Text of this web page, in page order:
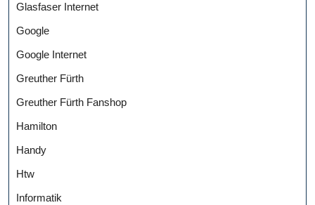
Glasfaser Internet
Google
Google Internet
Greuther Fürth
Greuther Fürth Fanshop
Hamilton
Handy
Htw
Informatik